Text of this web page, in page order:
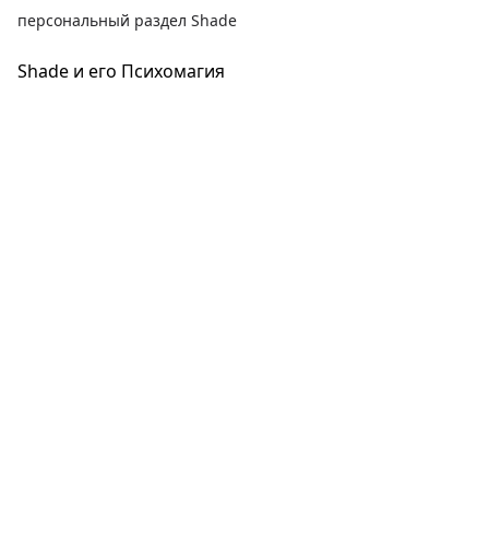
персональный раздел Shade
Shade и его Психомагия